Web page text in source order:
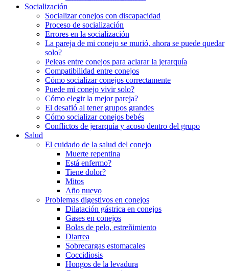
Socialización
Socializar conejos con discapacidad
Proceso de socialización
Errores en la socialización
La pareja de mi conejo se murió, ahora se puede quedar
solo?
Peleas entre conejos para aclarar la jerarquía
Compatibilidad entre conejos
Cómo socializar conejos correctamente
Puede mi conejo vivir solo?
Cómo elegir la mejor pareja?
El desafió al tener grupos grandes
Cómo socializar conejos bebés
Conflictos de jerarquía y acoso dentro del grupo
Salud
El cuidado de la salud del conejo
Muerte repentina
Está enfermo?
Tiene dolor?
Mitos
Año nuevo
Problemas digestivos en conejos
Dilatación gástrica en conejos
Gases en conejos
Bolas de pelo, estreñimiento
Diarrea
Sobrecargas estomacales
Coccidiosis
Hongos de la levadura